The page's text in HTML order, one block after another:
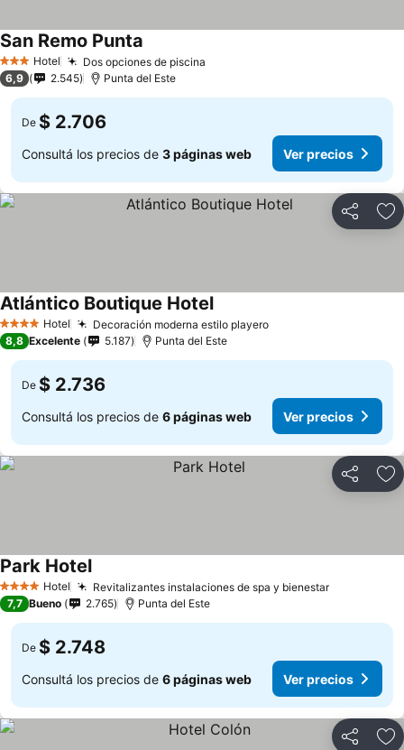
3 Estrellas
Hotel Dos opciones de piscina
San Remo Punta
6,9 2.545 Punta del Este
De $ 2.706
Consultá los precios de 3 páginas web Ver precios
Compartir
4 EstrellasHotel Decoración moderna estilo playero
Atlántico Boutique Hotel
8,8 Excelente 5.187 Punta del Este
De $ 2.736
Consultá los precios de 6 páginas web Ver precios
Compartir
4 EstrellasHotel Revitalizantes instalaciones de spa y bienestar
Park Hotel
7,7 Bueno 2.765 Punta del Este
De $ 2.748
Consultá los precios de 6 páginas web Ver precios
Compartir